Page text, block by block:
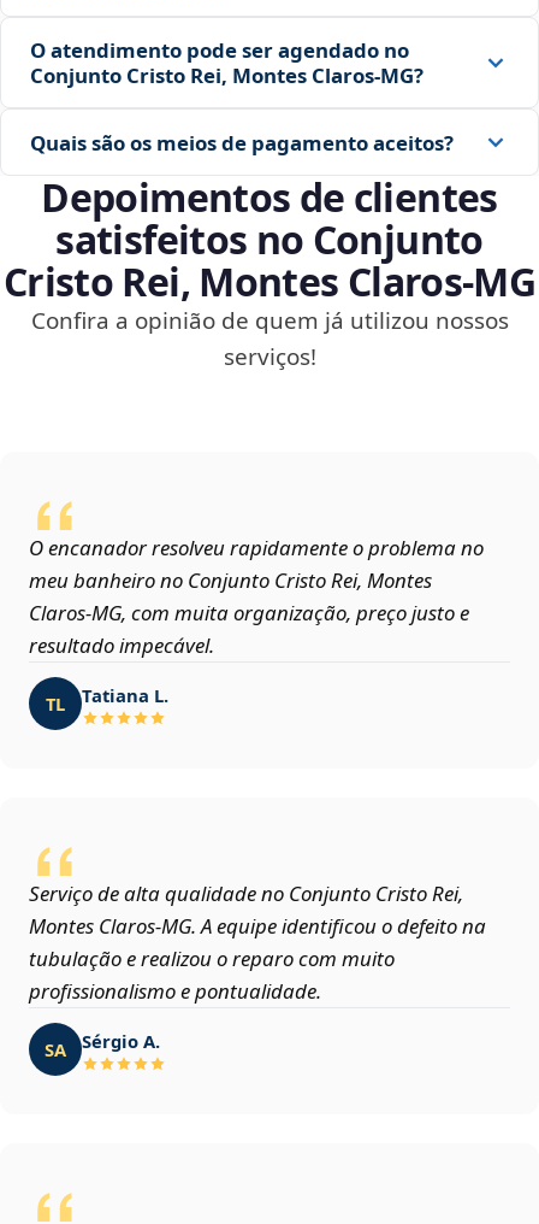
O atendimento pode ser agendado no
Conjunto Cristo Rei, Montes Claros‑MG?
Quais são os meios de pagamento aceitos?
Depoimentos de clientes
satisfeitos no Conjunto
Cristo Rei, Montes Claros‑MG
Confira a opinião de quem já utilizou nossos
serviços!
O encanador resolveu rapidamente o problema no
meu banheiro no Conjunto Cristo Rei, Montes
Claros‑MG, com muita organização, preço justo e
resultado impecável.
TL Tatiana L.
Serviço de alta qualidade no Conjunto Cristo Rei,
Montes Claros‑MG. A equipe identificou o defeito na
tubulação e realizou o reparo com muito
profissionalismo e pontualidade.
SA Sérgio A.